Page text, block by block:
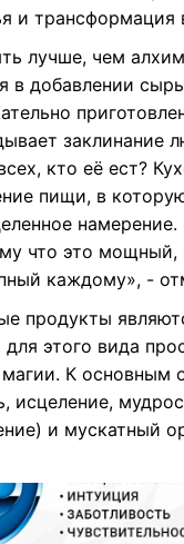
и трансформация
лучше, чем
в добавлении
заклинание
кто её ест?
пищи, в
намерение.
что это
каждому», -
продукты
для этого вида
К основным
исцеление,
и мускатный